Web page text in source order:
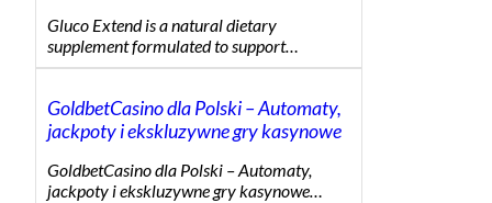
Gluco Extend is a natural dietary
supplement formulated to support…
GoldbetCasino dla Polski – Automaty,
jackpoty i ekskluzywne gry kasynowe
GoldbetCasino dla Polski – Automaty,
jackpoty i ekskluzywne gry kasynowe…